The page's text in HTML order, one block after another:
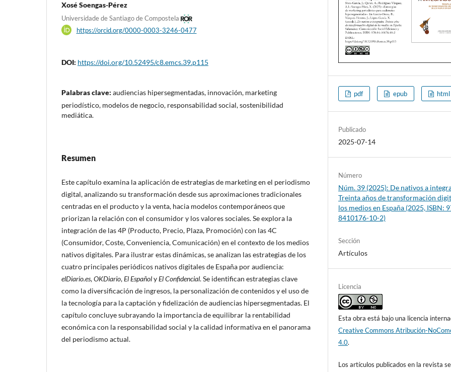
Xosé Soengas-Pérez
Universidade de Santiago de Compostela
https://orcid.org/0000-0003-3246-0477
DOI: https://doi.org/10.52495/c8.emcs.39.p115
Palabras clave: audiencias hipersegmentadas, innovación, marketing
periodístico, modelos de negocio, responsabilidad social, sostenibilidad
mediática.
Resumen
Este capítulo examina la aplicación de estrategias de marketing en el periodismo
digital, analizando su transformación desde sus aproximaciones tradicionales
centradas en el producto y la venta, hacia modelos contemporáneos que
priorizan la relación con el consumidor y los valores sociales. Se explora la
integración de las 4P (Producto, Precio, Plaza, Promoción) con las 4C
(Consumidor, Coste, Conveniencia, Comunicación) en el contexto de los medios
nativos digitales. Para ilustrar estas dinámicas, se analizan las estrategias de los
cuatro principales periódicos nativos digitales de España por audiencia:
elDiario.es,OKDiario,El EspañolyEl Confidencial. Se identifican estrategias clave
como la diversificación de ingresos, la personalización de contenidos y el uso de
la tecnología para la captación y fidelización de audiencias hipersegmentadas. El
capítulo concluye subrayando la importancia de equilibrar la rentabilidad
económica con la responsabilidad social y la calidad informativa en el panorama
del periodismo actual.
pdf epub html
Publicado
2025-07-14
Número
Núm. 39 (2025): De nativos a
Treinta años de transformación
los medios en España (2025, ISBN:
8410176-10-2)
Sección
Artículos
Licencia
Esta obra está bajo una licencia
Creative Commons Atribución-
4.0.
Los artículos publicados en la revista se